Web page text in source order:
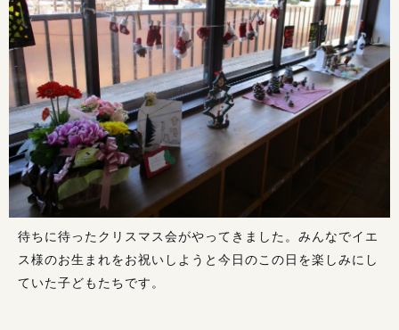
待ちに待ったクリスマス会がやってきました。みんなでイエ
ス様のお生まれをお祝いしようと今日のこの日を楽しみにし
ていた子どもたちです。